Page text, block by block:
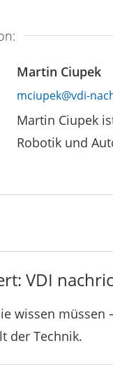
Martin Ciupek
mciupek@vdi-
Martin Ciupek
Robotik und
VDI
wissen
der Technik.